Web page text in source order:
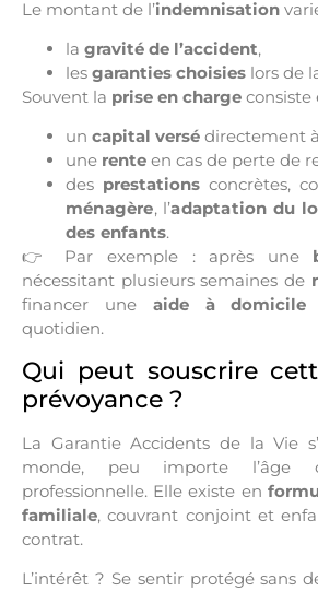
Le montant de l’indemnisation
la gravité de l’accident,
les garanties choisies lors de
Souvent la prise en charge consiste
un capital versé directement
une rente en cas de perte de
des prestations concrètes,
ménagère, l’adaptation du
des enfants.
👉 Par exemple : après une
nécessitant plusieurs semaines de
financer une aide à domicile
quotidien.
Qui peut souscrire
prévoyance ?
La Garantie Accidents de la Vie
monde, peu importe l’âge
professionnelle. Elle existe en
familiale, couvrant conjoint et
contrat.
L’intérêt ? Se sentir protégé sans